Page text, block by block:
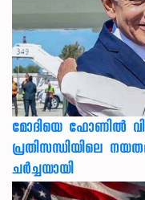
മോദിയെ ഫോണിൽ
പ്രതിസന്ധിയിലെ
ചർച്ചയായി